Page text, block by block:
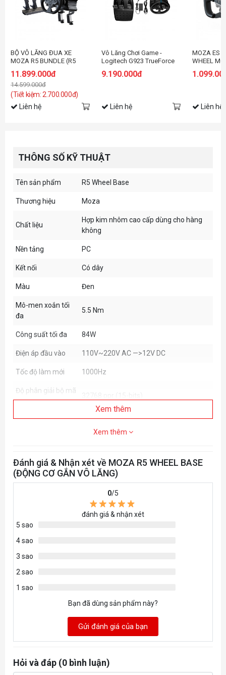
BỘ VÔ LĂNG ĐUA XE
MOZA R5 BUNDLE (R5
PEDAL, NGÀM KẸP BÀN)
11.899.000đ
14.599.000đ
(Tiết kiệm: 2.700.000đ)
Liên hệ
Vô Lăng Chơi Game -
Logitech G923 TrueForce
Pedal)
9.190.000đ
Liên hệ
MOZA ES
WHEEL
Liên hệ
THÔNG SỐ KỸ THUẬT
Tên sản phẩm R5 Wheel Base
Thương hiệu Moza
Chất liệu
Hợp kim nhôm cao cấp dùng cho hàng
không
Nền tảng PC
Kết nối Có dây
Màu Đen
Mô-men xoắn tối
đa
5.5 Nm
Công suất tối đa 84W
Điện áp đầu vào 110V~220V AC —>12V DC
Tốc độ làm mới 1000Hz
Độ phân giải bộ mã
hóa
Đo chỉ số Có
Quick Release Hỗ trợ
Cổng kết nối Power, DC Input, Pedal, USB, Dash
Ngàm bên dưới (tấm chuyển đổi 40-
66mm tùy chọn)
Ngàm Kẹp bàn
Công tắc dừng
khẩn cấp
Online Firmware
Firmware Update Áp dụng
Kích thước (L x W x
174*157*124
Xem thêm
Xem thêm
Đánh giá & Nhận xét về MOZA R5 WHEEL BASE
(ĐỘNG CƠ GẮN VÔ LĂNG)
0/5
đánh giá & nhận xét
5 sao
4 sao
3 sao
2 sao
1 sao
Bạn đã dùng sản phẩm này?
Gửi đánh giá của bạn
Hỏi và đáp (0 bình luận)